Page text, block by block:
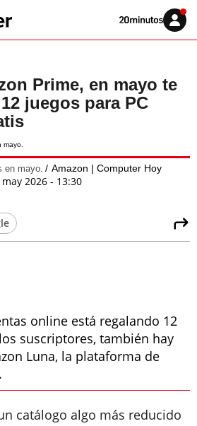
Volver
Iniciar
sesión
Prime, en mayo te
juegos para PC
en mayo. Amazon | Computer Hoy
may 2026 - 13:30
online está regalando 12
suscriptores, también hay
Luna, la plataforma de
catálogo algo más reducido